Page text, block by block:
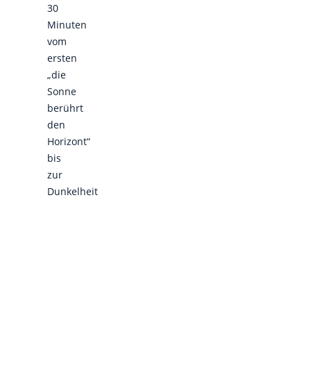
30
Minuten
vom
ersten
„die
Sonne
berührt
den
Horizont“
bis
zur
Dunkelheit